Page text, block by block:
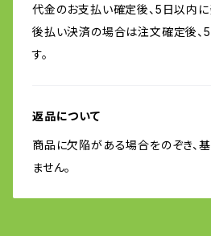
代金のお支払い確定後、5日以内に
後払い決済の場合は注文確定後、
す。
返品について
商品に欠陥がある場合をのぞき、
ません。